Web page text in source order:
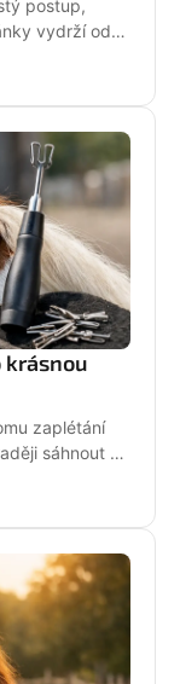
postup,
vydrží od
krásnou
zaplétání
sáhnout po